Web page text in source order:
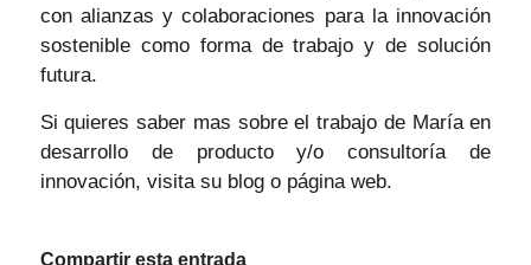
con alianzas y colaboraciones para la innovación
sostenible como forma de trabajo y de solución
futura.
Si quieres saber mas sobre el trabajo de María en
desarrollo de producto y/o consultoría de
innovación, visita su blog o página web.
Compartir esta entrada